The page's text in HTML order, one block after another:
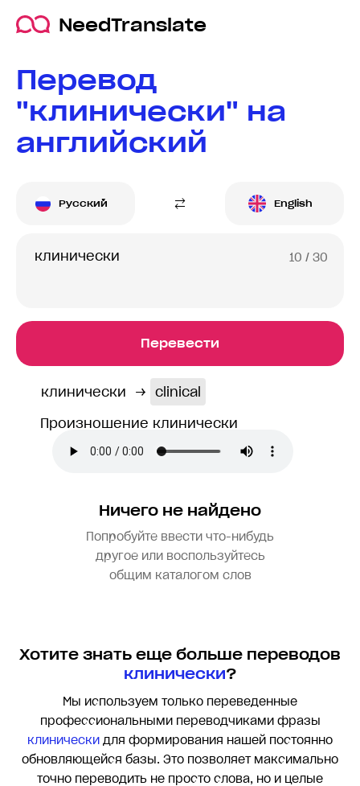
NeedTranslate
Перевод
"клинически" на
английский
Русский English
10 / 30
Перевести
клинически → clinical
Произношение клинически
Ничего не найдено
Попробуйте ввести что-нибудь
другое или воспользуйтесь
общим каталогом слов
Хотите знать еще больше переводов
клинически?
Мы используем только переведенные
профессиональными переводчиками фразы
клинически для формирования нашей постоянно
обновляющейся базы. Это позволяет максимально
точно переводить не просто слова, но и целые